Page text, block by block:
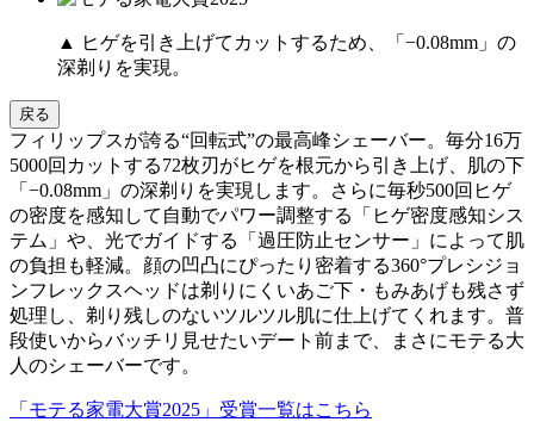
▲ ヒゲを引き上げてカットするため、「−0.08mm」の
深剃りを実現。
戻る
フィリップスが誇る“回転式”の最高峰シェーバー。毎分16万
5000回カットする72枚刃がヒゲを根元から引き上げ、肌の下
「−0.08mm」の深剃りを実現します。さらに毎秒500回ヒゲ
の密度を感知して自動でパワー調整する「ヒゲ密度感知シス
テム」や、光でガイドする「過圧防止センサー」によって肌
の負担も軽減。顔の凹凸にぴったり密着する360°プレシジョ
ンフレックスヘッドは剃りにくいあご下・もみあげも残さず
処理し、剃り残しのないツルツル肌に仕上げてくれます。普
段使いからバッチリ見せたいデート前まで、まさにモテる大
人のシェーバーです。
「モテる家電大賞2025」受賞一覧はこちら